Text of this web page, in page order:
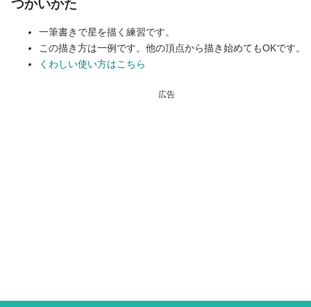
つかいかた
一筆書きで星を描く練習です。
この描き方は一例です。他の頂点から描き始めてもOKです。
くわしい使い方はこちら
広告